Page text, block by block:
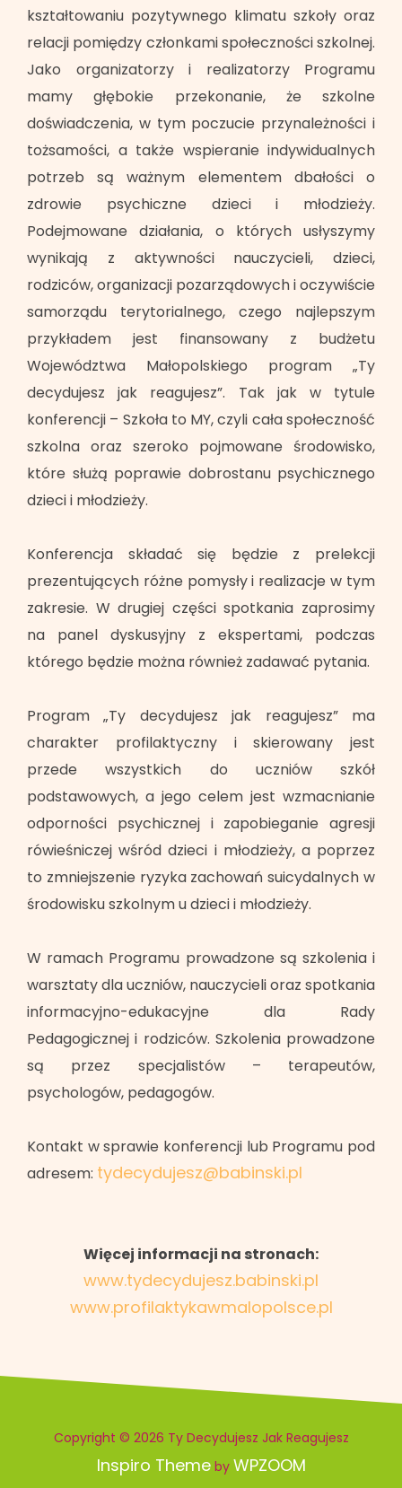
kształtowaniu pozytywnego klimatu szkoły oraz
relacji pomiędzy członkami społeczności szkolnej.
Jako organizatorzy i realizatorzy Programu
mamy głębokie przekonanie, że szkolne
doświadczenia, w tym poczucie przynależności i
tożsamości, a także wspieranie indywidualnych
potrzeb są ważnym elementem dbałości o
zdrowie psychiczne dzieci i młodzieży.
Podejmowane działania, o których usłyszymy
wynikają z aktywności nauczycieli, dzieci,
rodziców, organizacji pozarządowych i oczywiście
samorządu terytorialnego, czego najlepszym
przykładem jest finansowany z budżetu
Województwa Małopolskiego program „Ty
decydujesz jak reagujesz”. Tak jak w tytule
konferencji – Szkoła to MY, czyli cała społeczność
szkolna oraz szeroko pojmowane środowisko,
które służą poprawie dobrostanu psychicznego
dzieci i młodzieży.
Konferencja składać się będzie z prelekcji
prezentujących różne pomysły i realizacje w tym
zakresie. W drugiej części spotkania zaprosimy
na panel dyskusyjny z ekspertami, podczas
którego będzie można również zadawać pytania.
Program „Ty decydujesz jak reagujesz” ma
charakter profilaktyczny i skierowany jest
przede wszystkich do uczniów szkół
podstawowych, a jego celem jest wzmacnianie
odporności psychicznej i zapobieganie agresji
rówieśniczej wśród dzieci i młodzieży, a poprzez
to zmniejszenie ryzyka zachowań suicydalnych w
środowisku szkolnym u dzieci i młodzieży.
W ramach Programu prowadzone są szkolenia i
warsztaty dla uczniów, nauczycieli oraz spotkania
informacyjno-edukacyjne dla Rady
Pedagogicznej i rodziców. Szkolenia prowadzone
są przez specjalistów – terapeutów,
psychologów, pedagogów.
Kontakt w sprawie konferencji lub Programu pod
adresem: tydecydujesz@babinski.pl
Więcej informacji na stronach:
www.tydecydujesz.babinski.pl
www.profilaktykawmalopolsce.pl
Copyright © 2026 Ty Decydujesz Jak Reagujesz
Inspiro Themeby WPZOOM